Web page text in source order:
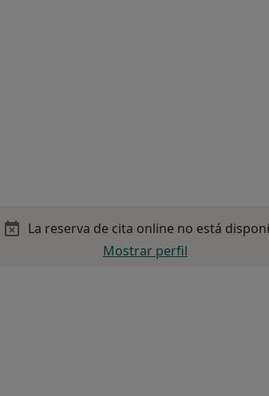
La reserva de cita online no está
Mostrar perfil